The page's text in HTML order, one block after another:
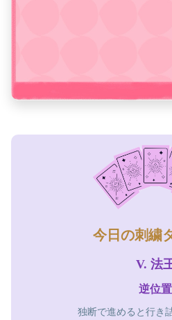
今日の刺繍
V. 法
逆位置
独断で進めると行き